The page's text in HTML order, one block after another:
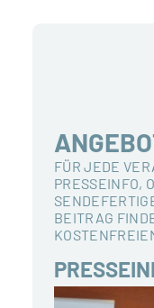
FÜR JEDE
PRESSEINFO,
BEITRAG